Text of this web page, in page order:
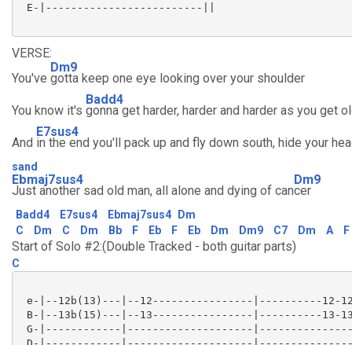
E-|-------------------------||
VERSE:
You've
Dm9
gotta keep one eye looking over your shoulder
You know it's
Badd4
gonna get harder, harder and harder as you get
And
E7sus4
in the end you'll pack up and fly down south, hide your
sand
Ebmaj7sus4
Just another sad old man, all alone and dying of can
Dm9
cer
Badd4 E7sus4 Ebmaj7sus4
Dm
C
Dm C Dm Bb F Eb F Eb Dm Dm9 C7 Dm A F
Start of Solo #2:(Double Tracked - both guitar parts)
C
e-|--12b(13)---|--12----------------|----------12-
B-|--13b(15)---|--13----------------|----------13-
G-|------------|--------------------
D-|------------|--------------------